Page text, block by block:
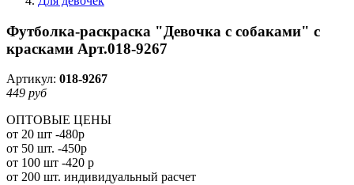
Футболка-раскраска "Девочка с собаками" с
красками Арт.018-9267
Артикул: 018-9267
449 руб
ОПТОВЫЕ ЦЕНЫ
от 20 шт -480р
от 50 шт. -450р
от 100 шт -420 р
от 200 шт. индивидуальный расчет